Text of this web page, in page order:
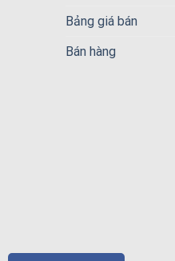
Bảng giá bán
Bán hàng